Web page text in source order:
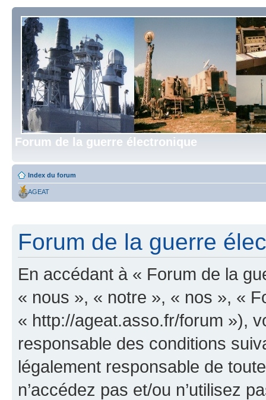
Forum de la guerre électronique
Index du forum
AGEAT
Forum de la guerre
En accédant à « Forum de la
« nous », « notre », « nos », «
« http://ageat.asso.fr/forum »),
responsable des conditions
légalement responsable de
n’accédez pas et/ou n’utilisez